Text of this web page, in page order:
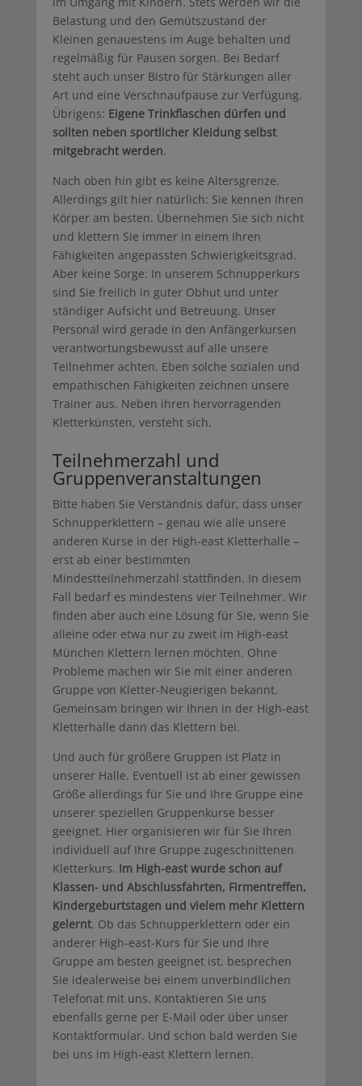
Belastung und den Gemütszustand der
Kleinen genauestens im Auge behalten und
regelmäßig für Pausen sorgen. Bei Bedarf
steht auch unser Bistro für Stärkungen aller
Art und eine Verschnaufpause zur Verfügung.
Übrigens: Eigene Trinkflaschen dürfen und
sollten neben sportlicher Kleidung selbst
mitgebracht werden.
Nach oben hin gibt es keine Altersgrenze.
Allerdings gilt hier natürlich: Sie kennen Ihren
Körper am besten. Übernehmen Sie sich nicht
und klettern Sie immer in einem Ihren
Fähigkeiten angepassten Schwierigkeitsgrad.
Aber keine Sorge: In unserem Schnupperkurs
sind Sie freilich in guter Obhut und unter
ständiger Aufsicht und Betreuung. Unser
Personal wird gerade in den Anfängerkursen
verantwortungsbewusst auf alle unsere
Teilnehmer achten. Eben solche sozialen und
empathischen Fähigkeiten zeichnen unsere
Trainer aus. Neben ihren hervorragenden
Kletterkünsten, versteht sich.
Teilnehmerzahl und
Gruppenveranstaltungen
Bitte haben Sie Verständnis dafür, dass unser
Schnupperklettern – genau wie alle unsere
anderen Kurse in der High-east Kletterhalle –
erst ab einer bestimmten
Mindestteilnehmerzahl stattfinden. In diesem
Fall bedarf es mindestens vier Teilnehmer. Wir
finden aber auch eine Lösung für Sie, wenn Sie
alleine oder etwa nur zu zweit im High-east
München Klettern lernen möchten. Ohne
Probleme machen wir Sie mit einer anderen
Gruppe von Kletter-Neugierigen bekannt.
Gemeinsam bringen wir Ihnen in der High-east
Kletterhalle dann das Klettern bei.
Und auch für größere Gruppen ist Platz in
unserer Halle. Eventuell ist ab einer gewissen
Größe allerdings für Sie und Ihre Gruppe eine
unserer speziellen Gruppenkurse besser
geeignet. Hier organisieren wir für Sie Ihren
individuell auf Ihre Gruppe zugeschnittenen
Kletterkurs. Im High-east wurde schon auf
Klassen- und Abschlussfahrten, Firmentreffen,
Kindergeburtstagen und vielem mehr Klettern
gelernt. Ob das Schnupperklettern oder ein
anderer High-east-Kurs für Sie und Ihre
Gruppe am besten geeignet ist, besprechen
Sie idealerweise bei einem unverbindlichen
Telefonat mit uns. Kontaktieren Sie uns
ebenfalls gerne per E-Mail oder über unser
Kontaktformular. Und schon bald werden Sie
bei uns im High-east Klettern lernen.